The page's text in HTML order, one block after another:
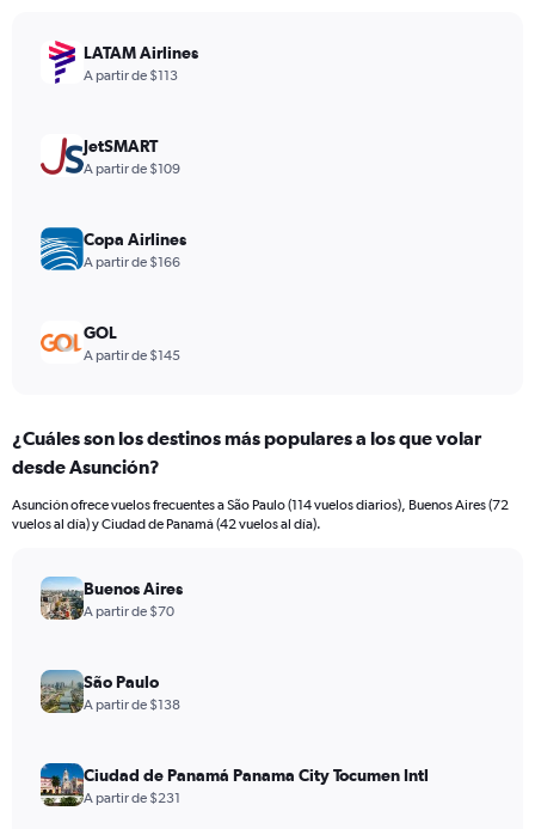
values.
Range:
300.
LATAM Airlines
A partir de $113
JetSMART
A partir de $109
Copa Airlines
A partir de $166
GOL
A partir de $145
¿Cuáles son los destinos más populares a los que volar
desde Asunción?
Asunción ofrece vuelos frecuentes a São Paulo (114 vuelos diarios), Buenos Aires (72
vuelos al día) y Ciudad de Panamá (42 vuelos al día).
Buenos Aires
A partir de $70
São Paulo
A partir de $138
Ciudad de Panamá Panama City Tocumen Intl
A partir de $231